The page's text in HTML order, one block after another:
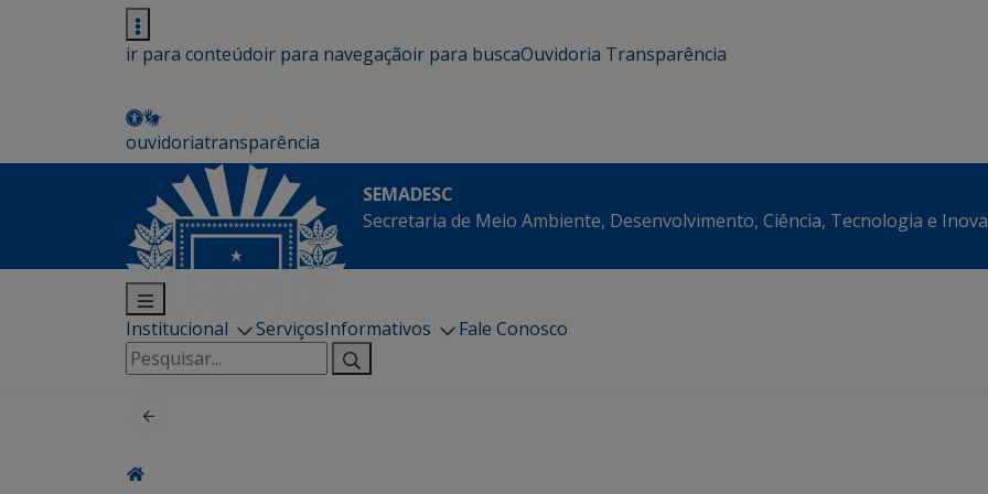
ir para conteúdoir para navegaçãoir para buscaOuvidoria Transparência
ouvidoriatransparência
SEMADESC
Secretaria de Meio Ambiente, Desenvolvimento, Ciência, Tecnologia e
Institucional ServiçosInformativos
Fale Conosco
Pesquisar
por: